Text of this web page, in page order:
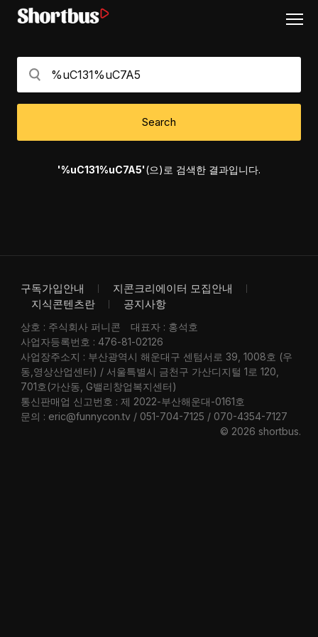
Search
'%uC131%uC7A5'(으)로 검색한 결과입니다.
구독가입안내
지콘크리에이터 모집안내
지식콘텐츠란
공지사항
상호 : 주식회사 퍼니콘
대표자 : 홍석호
사업자등록번호 : 476-81-02126
사업장주소지 : 부산광역시 해운대구 센텀서로 39, 1008호 (우
동,영상산업센터) / 서울특별시 금천구 가산디지털 1로 120,
701호(가산동, G밸리창업복지센터)
통신판매업 신고번호 : 제 2022-부산해운대-0161호
문의 : eric@funnycon.tv / 051-704-7125 / 070-4354-7127
© 2026 shortbus.